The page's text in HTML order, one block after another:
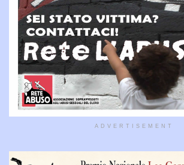
ADVERTISEMENT